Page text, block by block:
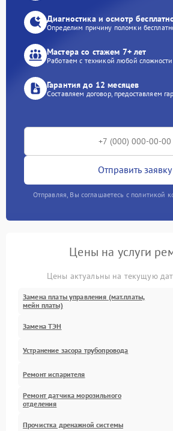
Диагностика и осмотр
Определим причину поломки
Мастера со стажем 7+ лет
Работаем с техникой любой сложности
Гарантия до 12 месяцев
Составляем договор, предоставляем
Отправить заявку
Отправляя, Вы соглашаетесь с политикой
Цены на услуги
Цены актуальны на текущую
Замена платы управления (мат.платы,
мейн платы)
Замена ТЭН
Устранение засора трубопровода
Ремонт испарителя
Ремонт датчика морозильного
отделения
Прочистка дренажной системы